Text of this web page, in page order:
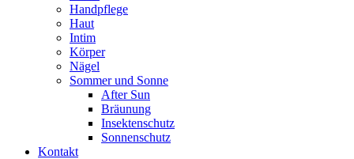
Handpflege
Haut
Intim
Körper
Nägel
Sommer und Sonne
After Sun
Bräunung
Insektenschutz
Sonnenschutz
Kontakt